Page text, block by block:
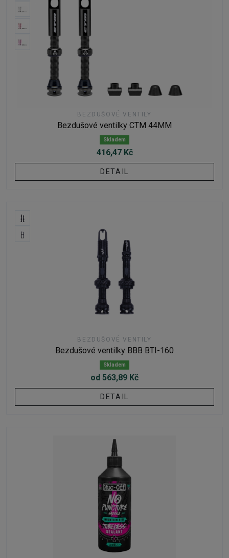
BEZDUŠOVÉ VENTILY
Bezdušové ventilky CTM 44MM
Skladem
416,47 Kč
DETAIL
BEZDUŠOVÉ VENTILY
Bezdušové ventilky BBB BTI-160
Skladem
od 563,89 Kč
DETAIL